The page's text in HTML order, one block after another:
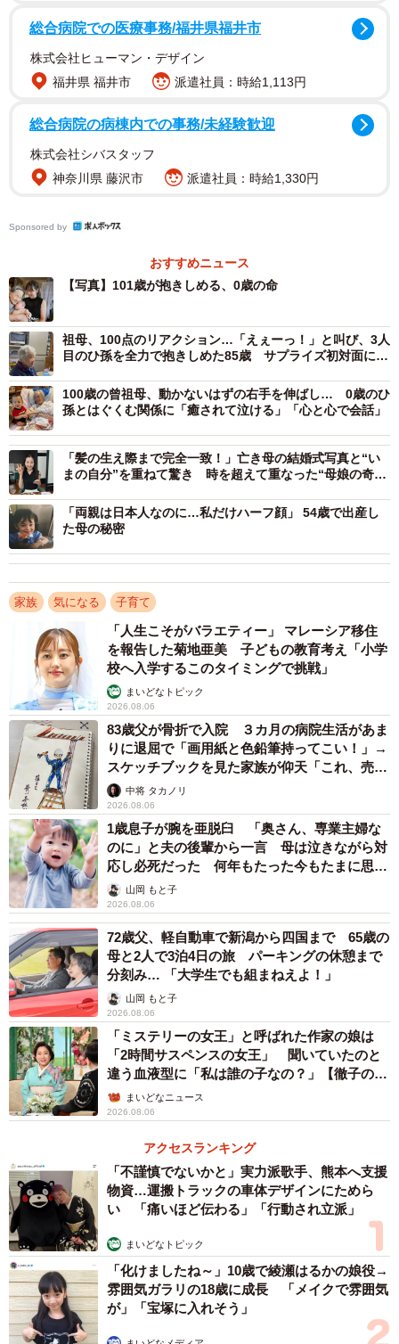
「かわいい」連発だったという祖母／ヨーコさん提供
祖母は戦前から看護師・助産師として長年働いてきたそ
う。その祖母から息子に向けて「しっかりした子」「強い
子だねぇ」という言葉が出たことも、ヨーコさんには印象
深かったといいます。
「祖母と息子が顔をよせあってる様子は、言葉を使わずに
コミュニケーションをとっているようで感動しました」
3/6
祖母と孫のコミュニケーション／ヨーコさん提供
実はこの対面を実現させるまでには、いくつものハードル
がありました。LAからの11時間のフライト、さらに新潟ま
での新幹線2時間、祖母と息子の健康状態、親の体力――。
ヨーコさんはそんな障壁について「重責ととらえないよう
に、あえて『できたらラッキー』くらいの軽い気持ちを持
っていました」と話します。
総合病院での医療事務/福井県福井市
株式会社ヒューマン・デザイン
福井県 福井市
派遣社員：時給1,113円
総合病院の病棟内での事務/未経験歓迎
株式会社シバスタッフ
神奈川県 藤沢市
派遣社員：時給1,330円
Sponsored by
おすすめニュース
【写真】101歳が抱きしめる、0歳の命
祖母、100点のリアクション…「えぇーっ！」と叫び、3人
目のひ孫を全力で抱きしめた85歳 サプライズ初対面に感
100歳の曾祖母、動かないはずの右手を伸ばし… 0歳のひ
孫とはぐくむ関係に「癒されて泣ける」「心と心で会話」
「髪の生え際まで完全一致！」亡き母の結婚式写真と“い
まの自分”を重ねて驚き 時を超えて重なった“母娘の奇跡
「両親は日本人なのに…私だけハーフ顔」 54歳で出産し
た母の秘密
家族 気になる 子育て
「人生こそがバラエティー」 マレーシア移住
を報告した菊地亜美 子どもの教育考え「小学
校へ入学するこのタイミングで挑戦」
まいどなトピック
2026.08.06
83歳父が骨折で入院 ３カ月の病院生活があま
りに退屈で「画用紙と色鉛筆持ってこい！」→
スケッチブックを見た家族が仰天「これ、売れ
ますよ…」
中将 タカノリ
2026.08.06
1歳息子が腕を亜脱臼 「奥さん、専業主婦な
のに」と夫の後輩から一言 母は泣きながら対
応し必死だった 何年もたった今もたまに思い
出し…山岡 もと子
2026.08.06
72歳父、軽自動車で新潟から四国まで 65歳の
母と2人で3泊4日の旅 パーキングの休憩まで
分刻み… 「大学生でも組まねえよ！」
山岡 もと子
2026.08.06
「ミステリーの女王」と呼ばれた作家の娘は
「2時間サスペンスの女王」 聞いていたのと
違う血液型に「私は誰の子なの？」【徹子の部
屋】まいどなニュース
2026.08.06
アクセスランキング
「不謹慎でないかと」実力派歌手、熊本へ支援
物資…運搬トラックの車体デザインにためら
い 「痛いほど伝わる」「行動され立派」
まいどなトピック
「化けましたね～」10歳で綾瀬はるかの娘役→
雰囲気ガラリの18歳に成長 「メイクで雰囲気
が」「宝塚に入れそう」